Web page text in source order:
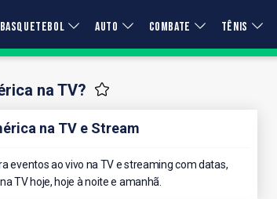
BASQUETEBOL AUTO COMBATE TÊNIS
na TV?
na TV e Stream
eventos ao vivo na TV e streaming com datas,
TV hoje, hoje à noite e amanhã.